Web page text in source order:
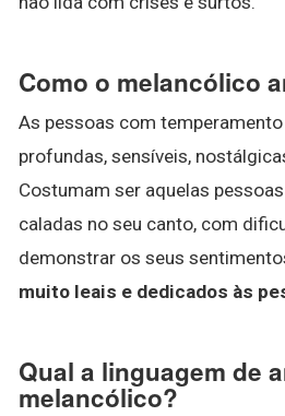
Como o melancólico
As pessoas com
profundas, sensíveis,
Costumam ser aquelas
caladas no seu canto, com
demonstrar os seus
muito leais e dedicados às
Qual a linguagem de
melancólico?